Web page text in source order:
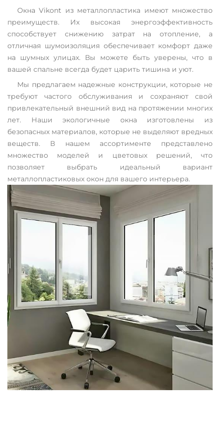
Окна Vikont из металлопластика имеют множество
преимуществ. Их высокая энергоэффективность
способствует снижению затрат на отопление, а
отличная шумоизоляция обеспечивает комфорт даже
на шумных улицах. Вы можете быть уверены, что в
вашей спальне всегда будет царить тишина и уют.
Мы предлагаем надежные конструкции, которые не
требуют частого обслуживания и сохраняют свой
привлекательный внешний вид на протяжении многих
лет. Наши экологичные окна изготовлены из
безопасных материалов, которые не выделяют вредных
веществ. В нашем ассортименте представлено
множество моделей и цветовых решений, что
позволяет выбрать идеальный вариант
металлопластиковых окон для вашего интерьера.